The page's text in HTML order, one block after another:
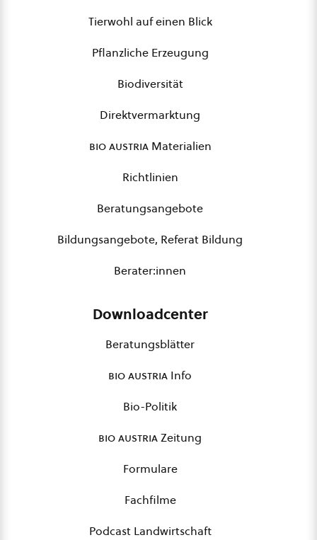
Tierwohl auf einen Blick
Pflanzliche Erzeugung
Biodiversität
Direktvermarktung
bio austriaMaterialien
Richtlinien
Beratungsangebote
Bildungsangebote, Referat Bildung
Berater:innen
Downloadcenter
Beratungsblätter
bio austria Info
Bio-Politik
bio austriaZeitung
Formulare
Fachfilme
Podcast Landwirtschaft